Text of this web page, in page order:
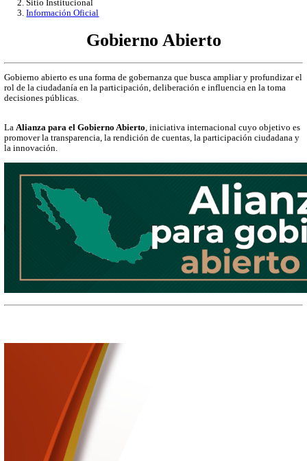
Subdirección de Investigacion
Subdirección de Docencia
Planes y Programas de Estudio
Dirección Administrativa
Directorio
Contacto
Inicio
Contacto
Protección de datos personales
Protección de datos personales
Avisos de privacidad
Datos de contacto
Información relevante
Documentos, guías y procedimientos
Sitio Institucional
Información Oficial
Gobierno Abierto
Gobierno abierto es una forma de gobernanza que busca
rol de la ciudadanía en la participación, deliberación e
decisiones públicas.
Alianza para el Gobierno Abierto
promover la transparencia, la rendición de cuentas, la
la innovación.